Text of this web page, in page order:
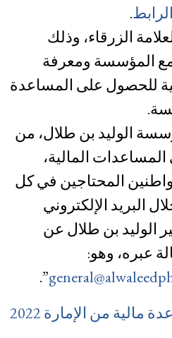
.
الزرقاء، وذلك
المؤسسة ومعرفة
للحصول على المساعدة
الوليد بن طلال، من
المالية،
المحتاجين في كل
البريد الإلكتروني
الوليد بن طلال عن
عبره، وهو:
”.
من الإمارة 2022